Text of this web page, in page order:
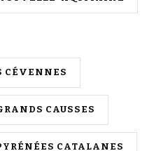
CÉVENNES
CAUSSES
CATALANES